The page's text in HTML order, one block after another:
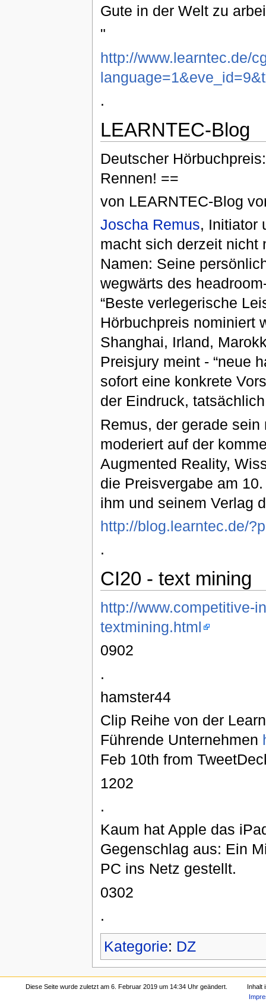
Gute in der Welt zu
"
http://www.learntec.de/
.
LEARNTEC-Blog
Deutscher
Rennen! ==
von LEARNTEC-Blog
Joscha Remus, Initiator
macht sich derzeit nicht
Namen: Seine
wegwärts des
“Beste verlegerische
Hörbuchpreis nominiert
Shanghai, Irland,
Preisjury meint - “neue
sofort eine konkrete
der Eindruck,
Remus, der gerade
moderiert auf der
Augmented Reality,
die Preisvergabe am
ihm und seinem Verlag
http://blog.learntec.de/
.
CI20 - text mining
http://www.competitive-
textmining.html
0902
.
hamster44
Clip Reihe von der
Führende Unternehmen
Feb 10th from
1202
.
Kaum hat Apple das
Gegenschlag aus: Ein
PC ins Netz gestellt.
0302
.
Kategorie: DZ
Diese Seite wurde zuletzt am 6. Februar 2019 um 14:34 Uhr geändert.
Inhalt